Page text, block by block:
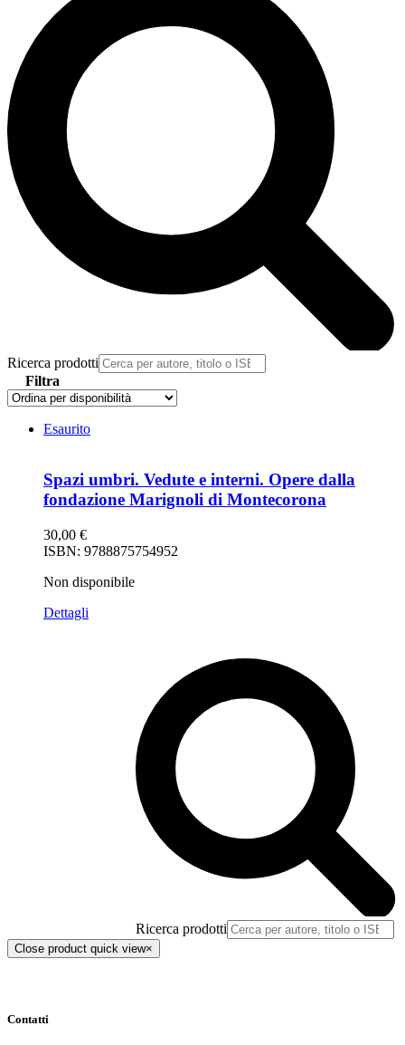
Ricerca prodotti
Filtra
Esaurito
Spazi umbri. Vedute e interni. Opere dalla
fondazione Marignoli di Montecorona
30,00 €
ISBN: 9788875754952
Non disponibile
Dettagli
Ricerca prodotti
Close product quick view×
Contatti